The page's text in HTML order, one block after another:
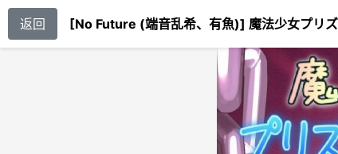
返回 [No Future (端音乱希、有魚)] 魔法少女プリ